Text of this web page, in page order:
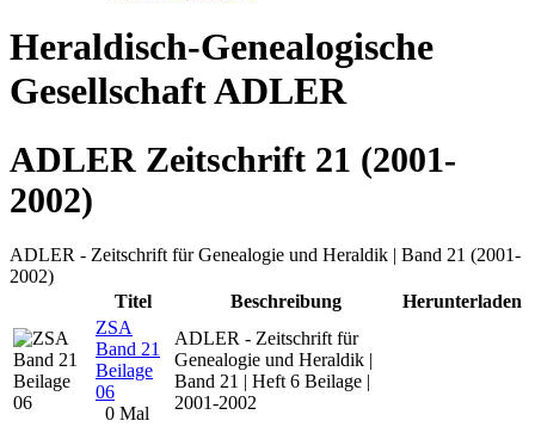
Heraldisch-Genealogische
Gesellschaft ADLER
ADLER Zeitschrift 21 (2001-
2002)
ADLER - Zeitschrift für Genealogie und Heraldik | Band 21 (2001-
2002)
Titel
Beschreibung
Herunterladen
ZSA
Band 21
Beilage
06
0 Mal
ADLER - Zeitschrift für
Genealogie und Heraldik |
Band 21 | Heft 6 Beilage |
2001-2002